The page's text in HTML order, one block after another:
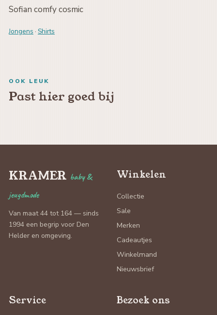
Sofian comfy cosmic
Jongens · Shirts
OOK LEUK
Past hier goed bij
KRAMER baby &
jeugdmode
Van maat 44 tot 164 — sinds
1994 een begrip voor Den
Helder en omgeving.
Winkelen
Collectie
Sale
Merken
Cadeautjes
Winkelmand
Nieuwsbrief
Service Bezoek ons